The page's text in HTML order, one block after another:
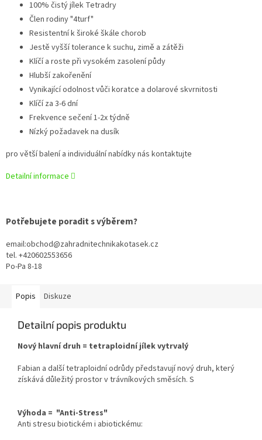
100% čistý jílek Tetradry
Člen rodiny "4turf"
Resistentní k široké škále chorob
Jestě vyšší tolerance k suchu, zimě a zátěži
Klíčí a roste při vysokém zasolení půdy
Hlubší zakořenění
Vynikající odolnost vůči koratce a dolarové skvrnitosti
Klíčí za 3-6 dní
Frekvence sečení 1-2x týdně
Nízký požadavek na dusík
pro větší balení a individuální nabídky nás kontaktujte
Detailní informace
Potřebujete poradit s výběrem?
email:obchod@zahradnitechnikakotasek.cz
tel. +420602553656
Po-Pa 8-18
Popis Diskuze
Detailní popis produktu
Nový hlavní druh = tetraploidní jílek vytrvalý
Fabian a další tetraploidní odrůdy představují nový druh, který
získává důležitý prostor v trávníkových směsích. S
Výhoda = "Anti-Stress"
Anti stresu biotickém i abiotickému: